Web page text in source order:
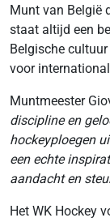
Munt van België
staat altijd een
Belgische
voor
Muntmeester
discipline en
hockeyploegen
een echte
aandacht en
Het WK Hockey